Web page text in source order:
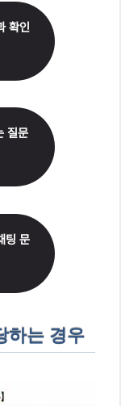
확인
질문
팅 문
하는 경우